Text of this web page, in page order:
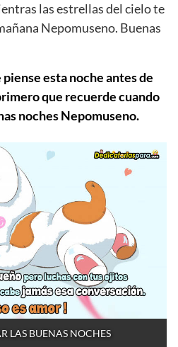
las estrellas del cielo te
Nepomuseno. Buenas
esta noche antes de
que recuerde cuando
noches Nepomuseno.
LAS BUENAS NOCHES